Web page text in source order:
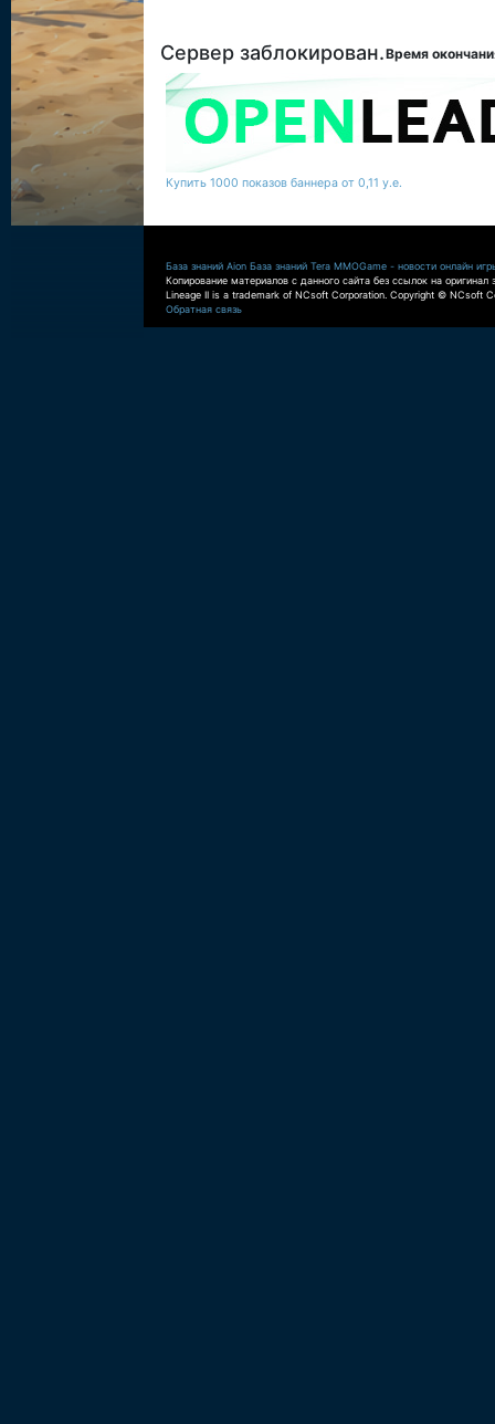
Сервер заблокирован.Время
Купить 1000 показов баннера от 0,11 у.е.
База знаний Aion База знаний Tera MMOGame - новости онлайн
Копирование материалов с данного сайта без ссылок на оригинал
Lineage II is a trademark of NCsoft Corporation. Copyright © NCsoft
Обратная связь